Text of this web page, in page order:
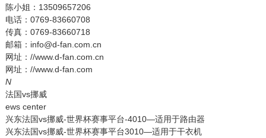
陈小姐：13509657206
电话：0769-83660708
传真：0769-83660718
邮箱：info@d-fan.com.cn
网址：//www.d-fan.com.cn
网址：//www.d-fan.com
N
法国vs挪威
ews center
兴东法国vs挪威-世界杯赛事平台-4010—适用于路由器
兴东法国vs挪威-世界杯赛事平台3010—适用于干衣机